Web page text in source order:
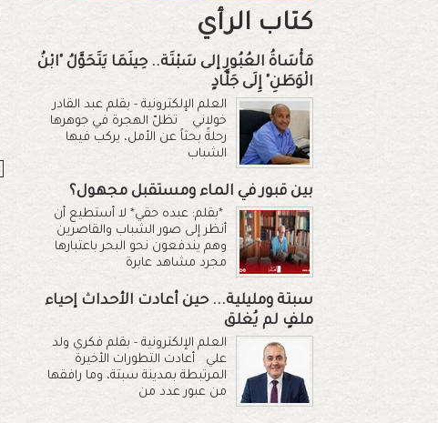
كتاب الرأي
مَأْسَاةُ العُبُورِ إلى سَبْتَة.. حِينَمَا يَتَحَوَّلُ "ابْنُ
الْوَطَنِ" إِلَى جَلَّادٍ
العلم الإلكترونية - بقلم عبد القادر
خولاني تظلّ الهجرة في جوهرها
رحلةً بحثاً عن الأمل، يركب فيها
الشباب
بين قبور في الماء ومستقبل مجهول؟
*بقلم: عبده حقي* لا أستطيع أن
أنظر إلى صور الشباب والقاصرين
وهم يندفعون نحو البحر باعتبارها
مجرد مشاهد عابرة
سبتة ومليلية... حين أعادت الأحداث إحياء
ملفٍ لم يُغلق
العلم الإلكترونية - بقلم فكري ولد
علي أعادت التطورات الأخيرة
المرتبطة بمدينة سبتة، وما رافقها
من عبور عدد من